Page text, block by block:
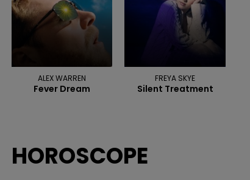
ALEX WARREN
Fever Dream
FREYA SKYE
Silent Treatment
HOROSCOPE